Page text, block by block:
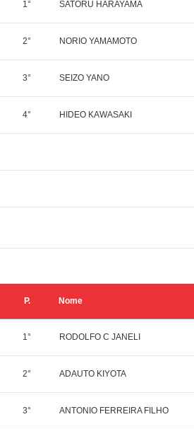
1° SATORU HARAYAMA
2° NORIO YAMAMOTO
3° SEIZO YANO
4° HIDEO KAWASAKI
P. Nome
1° RODOLFO C JANELI
2° ADAUTO KIYOTA
3° ANTONIO FERREIRA FILHO